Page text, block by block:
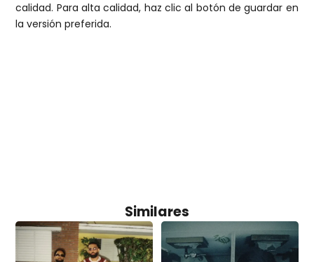
calidad. Para alta calidad, haz clic al botón de guardar en
la versión preferida.
Similares